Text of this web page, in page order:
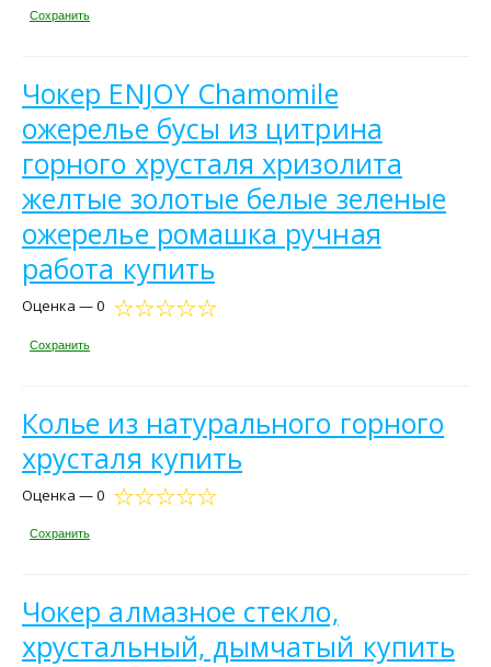
Сохранить
Чокер ENJOY Chamomile
ожерелье бусы из цитрина
горного хрусталя хризолита
желтые золотые белые зеленые
ожерелье ромашка ручная
работа купить
Оценка — 0
Сохранить
Колье из натурального горного
хрусталя купить
Оценка — 0
Сохранить
Чокер алмазное стекло,
хрустальный, дымчатый купить